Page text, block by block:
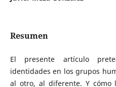
Resumen
El presente artículo
identidades en los grupos
al otro, al diferente. Y